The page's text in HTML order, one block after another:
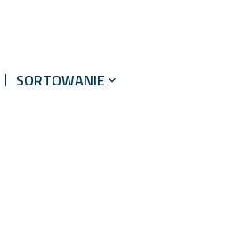
SORTOWANIE